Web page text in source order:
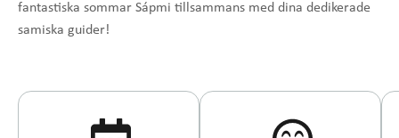
fantastiska sommar Sápmi tillsammans med dina dedikerade
samiska guider!